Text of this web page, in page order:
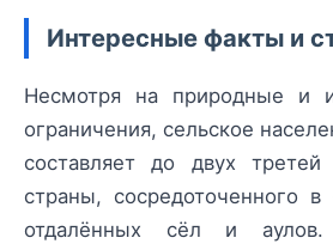
Интересные факты и
Несмотря на природные и
ограничения, сельское
составляет до двух третей
страны, сосредоточенного
отдалённых сёл и